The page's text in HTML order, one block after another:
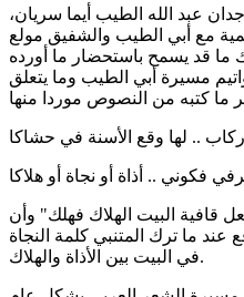
عبد الله الطيب أيما سريان،
مع أبي الطيب والشفيق مولع
ما قد يسمح باستحضار ما أورده
مسيرة أبي الطيب وما يتعلق
.. لها وقع الأسنة في حشاكا
فكوني .. أذاة أو نجاة أو هلاكا
البيت الهلاك فهلك" وأن
عند ما ترك المتنبي كلمة النجاة
في البيت بين الأذاة والهلاك.